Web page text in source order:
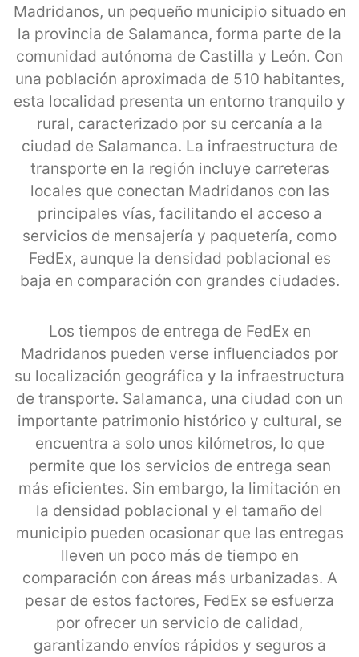
Madridanos, un pequeño municipio situado en
la provincia de Salamanca, forma parte de la
comunidad autónoma de Castilla y León. Con
una población aproximada de 510 habitantes,
esta localidad presenta un entorno tranquilo y
rural, caracterizado por su cercanía a la
ciudad de Salamanca. La infraestructura de
transporte en la región incluye carreteras
locales que conectan Madridanos con las
principales vías, facilitando el acceso a
servicios de mensajería y paquetería, como
FedEx, aunque la densidad poblacional es
baja en comparación con grandes ciudades.
Los tiempos de entrega de FedEx en
Madridanos pueden verse influenciados por
su localización geográfica y la infraestructura
de transporte. Salamanca, una ciudad con un
importante patrimonio histórico y cultural, se
encuentra a solo unos kilómetros, lo que
permite que los servicios de entrega sean
más eficientes. Sin embargo, la limitación en
la densidad poblacional y el tamaño del
municipio pueden ocasionar que las entregas
lleven un poco más de tiempo en
comparación con áreas más urbanizadas. A
pesar de estos factores, FedEx se esfuerza
por ofrecer un servicio de calidad,
garantizando envíos rápidos y seguros a